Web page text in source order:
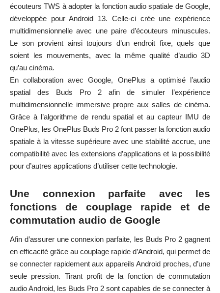
écouteurs TWS à adopter la fonction audio spatiale de Google,
développée pour Android 13. Celle-ci crée une expérience
multidimensionnelle avec une paire d’écouteurs minuscules.
Le son provient ainsi toujours d’un endroit fixe, quels que
soient les mouvements, avec la même qualité d’audio 3D
qu’au cinéma.
En collaboration avec Google, OnePlus a optimisé l’audio
spatial des Buds Pro 2 afin de simuler l’expérience
multidimensionnelle immersive propre aux salles de cinéma.
Grâce à l’algorithme de rendu spatial et au capteur IMU de
OnePlus, les OnePlus Buds Pro 2 font passer la fonction audio
spatiale à la vitesse supérieure avec une stabilité accrue, une
compatibilité avec les extensions d’applications et la possibilité
pour d’autres applications d’utiliser cette technologie.
Une connexion parfaite avec les
fonctions de couplage rapide et de
commutation audio de Google
Afin d’assurer une connexion parfaite, les Buds Pro 2 gagnent
en efficacité grâce au couplage rapide d’Android, qui permet de
se connecter rapidement aux appareils Android proches, d’une
seule pression. Tirant profit de la fonction de commutation
audio Android, les Buds Pro 2 sont capables de se connecter à